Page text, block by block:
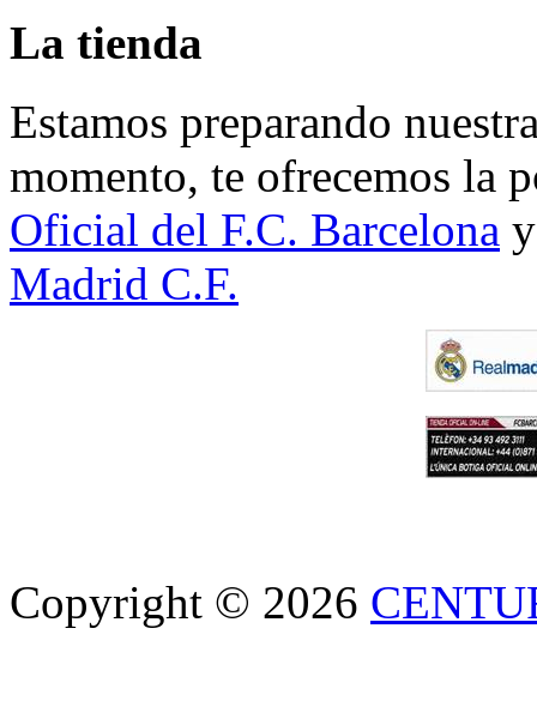
La tienda
Estamos preparando
momento, te ofrecemos la
Oficial del F.C. Barcelona
Madrid C.F.
Copyright © 2026